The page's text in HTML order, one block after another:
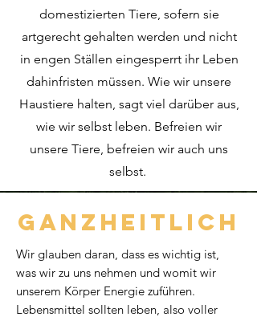
domestizierten Tiere, sofern sie
artgerecht gehalten werden und nicht
in engen Ställen eingesperrt ihr Leben
dahinfristen müssen. Wie wir unsere
Haustiere halten, sagt viel darüber aus,
wie wir selbst leben. Befreien wir
unsere Tiere, befreien wir auch uns
selbst.
Ganzheitlich
Wir glauben daran, dass es wichtig ist,
was wir zu uns nehmen und womit wir
unserem Körper Energie zuführen.
Lebensmittel sollten leben, also voller